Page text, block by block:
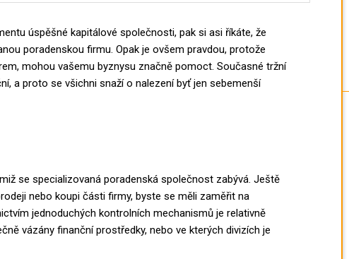
úspěšné kapitálové společnosti, pak si asi říkáte, že
poradenskou firmu. Opak je ovšem pravdou, protože
mohou vašemu byznysu značně pomoct. Současné tržní
a proto se všichni snaží o nalezení byť jen sebemenší
se specializovaná poradenská společnost zabývá. Ještě
nebo koupi části firmy, byste se měli zaměřit na
jednoduchých kontrolních mechanismů je relativně
vázány finanční prostředky, nebo ve kterých divizích je